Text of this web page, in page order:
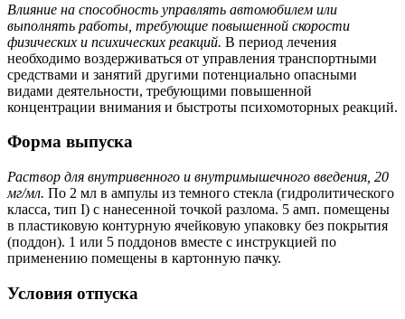
Влияние на способность управлять автомобилем или
выполнять работы, требующие повышенной скорости
физических и психических реакций. В период лечения
необходимо воздерживаться от управления транспортными
средствами и занятий другими потенциально опасными
видами деятельности, требующими повышенной
концентрации внимания и быстроты психомоторных реакций.
Форма выпуска
Раствор для внутривенного и внутримышечного введения, 20
мг/мл. По 2 мл в ампулы из темного стекла (гидролитического
класса, тип I) с нанесенной точкой разлома. 5 амп. помещены
в пластиковую контурную ячейковую упаковку без покрытия
(поддон). 1 или 5 поддонов вместе с инструкцией по
применению помещены в картонную пачку.
Условия отпуска